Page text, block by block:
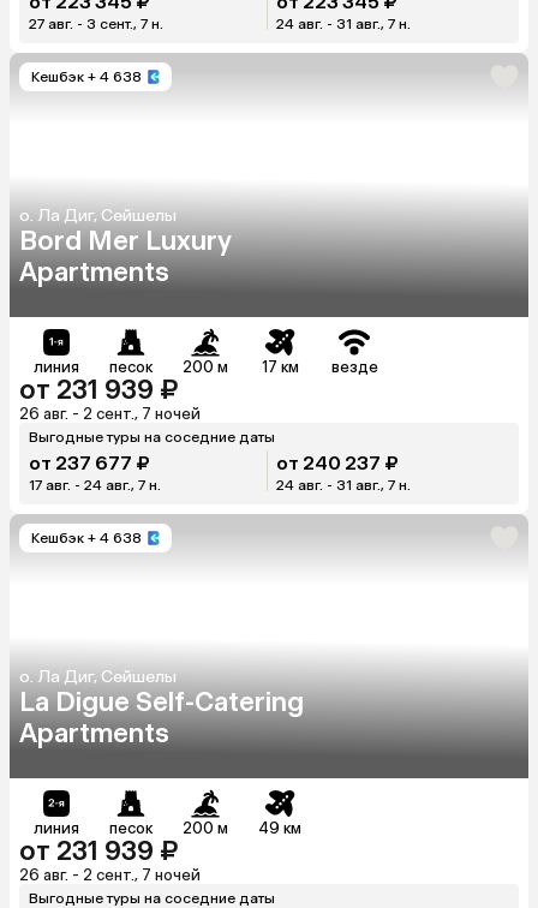
27 авг. - 3 сент., 7 н. 24 авг. - 31 авг., 7 н.
Кешбэк + 4 638
о. Ла Диг, Сейшелы
Bord Mer Luxury
Apartments
линия песок 200 м 17 км везде
от 231 939 ₽
26 авг. - 2 сент., 7 ночей
Выгодные туры на соседние даты
от 237 677 ₽
17 авг. - 24 авг., 7 н.
от 240 237 ₽
24 авг. - 31 авг., 7 н.
Кешбэк + 4 638
о. Ла Диг, Сейшелы
La Digue Self-Catering
Apartments
линия песок 200 м 49 км
от 231 939 ₽
26 авг. - 2 сент., 7 ночей
Выгодные туры на соседние даты